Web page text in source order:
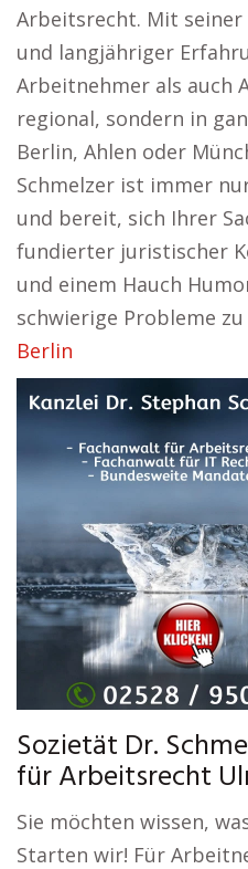
Arbeitsrecht. Mit seiner
und langjähriger
Arbeitnehmer als auch
regional, sondern in
Berlin, Ahlen oder
Schmelzer ist immer
und bereit, sich Ihrer
fundierter juristischer
und einem Hauch
schwierige Probleme
Berlin
Sozietät Dr.
für Arbeitsrecht
Sie möchten wissen,
Starten wir! Für